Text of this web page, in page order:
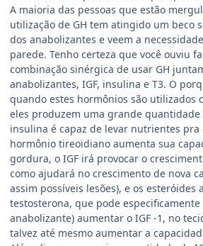
A maioria das pessoas que estão
utilização de GH tem atingido um beco
dos anabolizantes e veem a
parede. Tenho certeza que você ouviu
combinação sinérgica de usar GH
anabolizantes, IGF, insulina e T3. O
quando estes hormônios são utilizados
eles produzem uma grande
insulina é capaz de levar nutrientes
hormônio tireoidiano aumenta sua
gordura, o IGF irá provocar o
como ajudará no crescimento de nova
assim possíveis lesões), e os esteróides
testosterona, que pode especificamente
anabolizante) aumentar o IGF -1, no
talvez até mesmo aumentar a